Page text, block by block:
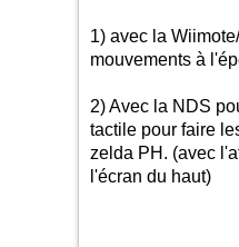
1) avec la
mouvements à
2) Avec la NDS
tactile pour faire
zelda PH. (avec
l'écran du haut)